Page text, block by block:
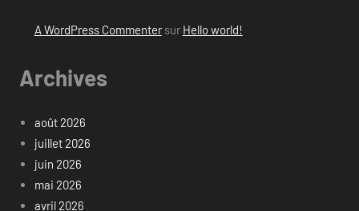
A WordPress Commentersur Hello world!
Archives
août 2026
juillet 2026
juin 2026
mai 2026
avril 2026